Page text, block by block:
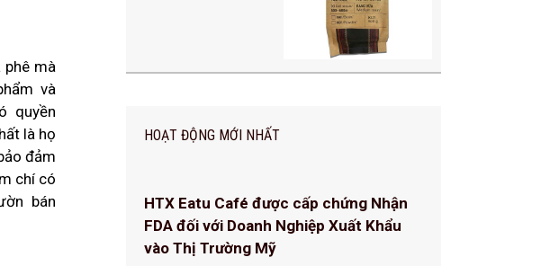
mà
và
quyền
là họ
đảm
chí có
bán
HOẠT ĐỘNG MỚI NHẤT
HTX Eatu Café được cấp chứng Nhận
FDA đối với Doanh Nghiệp Xuất Khẩu
vào Thị Trường Mỹ